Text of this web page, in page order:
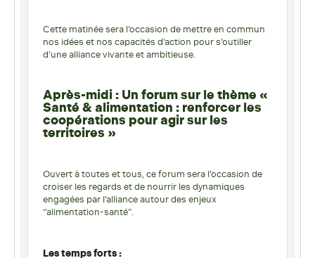
Cette matinée sera l’occasion de mettre en commun
nos idées et nos capacités d’action pour s’outiller
d’une alliance vivante et ambitieuse.
Après-midi : Un forum sur le thème «
Santé & alimentation : renforcer les
coopérations pour agir sur les
territoires »
Ouvert à toutes et tous, ce forum sera l’occasion de
croiser les regards et de nourrir les dynamiques
engagées par l’alliance autour des enjeux
“alimentation-santé”.
Les temps forts :